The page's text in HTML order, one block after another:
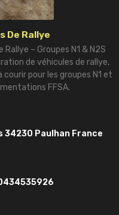
De Rallye
– Groupes N1 & N2S
de véhicules de rallye,
pour les groupes N1 et
FFSA.
34230 Paulhan France